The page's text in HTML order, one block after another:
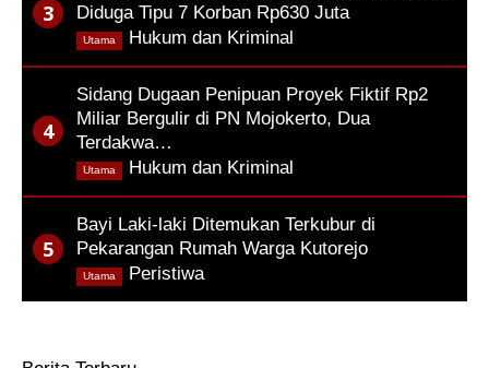
Diduga Tipu 7 Korban Rp630 Juta
Hukum dan Kriminal
Utama
Sidang Dugaan Penipuan Proyek Fiktif Rp2
Miliar Bergulir di PN Mojokerto, Dua
Terdakwa…
Hukum dan Kriminal
Utama
Bayi Laki-laki Ditemukan Terkubur di
Pekarangan Rumah Warga Kutorejo
Peristiwa
Utama